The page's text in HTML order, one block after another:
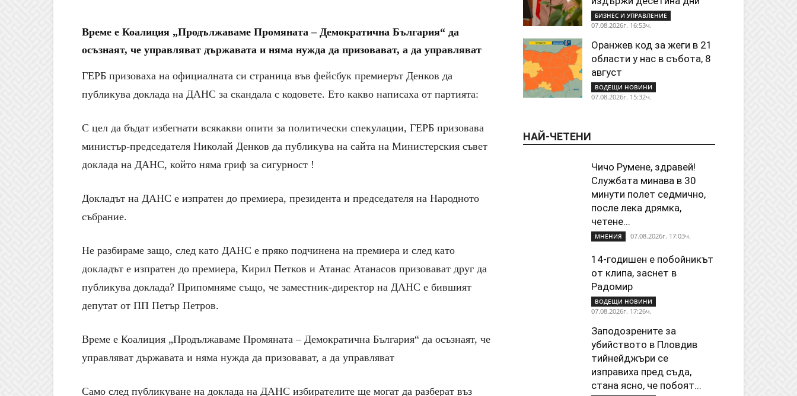
Време е Коалиция „Продължаваме Промяната – Демократична България“ да
осъзнаят, че управляват държавата и няма нужда да призовават, а да управляват
ГЕРБ призоваха на официалната си страница във фейсбук премиерът Денков да
публикува доклада на ДАНС за скандала с кодовете. Ето какво написаха от партията:
С цел да бъдат избегнати всякакви опити за политически спекулации, ГЕРБ призовава
министър-председателя Николай Денков да публикува на сайта на Министерския съвет
доклада на ДАНС, който няма гриф за сигурност !
Докладът на ДАНС е изпратен до премиера, президента и председателя на Народното
събрание.
Не разбираме защо, след като ДАНС е пряко подчинена на премиера и след като
докладът е изпратен до премиера, Кирил Петков и Атанас Атанасов призовават друг да
публикува доклада? Припомняме също, че заместник-директор на ДАНС е бившият
депутат от ПП Петър Петров.
Време е Коалиция „Продължаваме Промяната – Демократична България“ да осъзнаят, че
управляват държавата и няма нужда да призовават, а да управляват
Само след публикуване на доклада на ДАНС избирателите ще могат да разберат въз
БИЗНЕС И УПРАВЛЕНИЕ
07.08.2026г. 16:53ч.
Оранжев код за жеги в 21
области у нас в събота, 8
август
ВОДЕЩИ НОВИНИ
07.08.2026г. 15:32ч.
НАЙ-ЧЕТЕНИ
Чичо Румене, здравей!
Службата минава в 30
минути полет седмично,
после лека дрямка,
четене...
МНЕНИЯ 07.08.2026г. 17:03ч.
14-годишен е побойникът
от клипа, заснет в
Радомир
ВОДЕЩИ НОВИНИ
07.08.2026г. 17:26ч.
Заподозрените за
убийството в Пловдив
тийнейджъри се
изправиха пред съда,
стана ясно, че побоят...